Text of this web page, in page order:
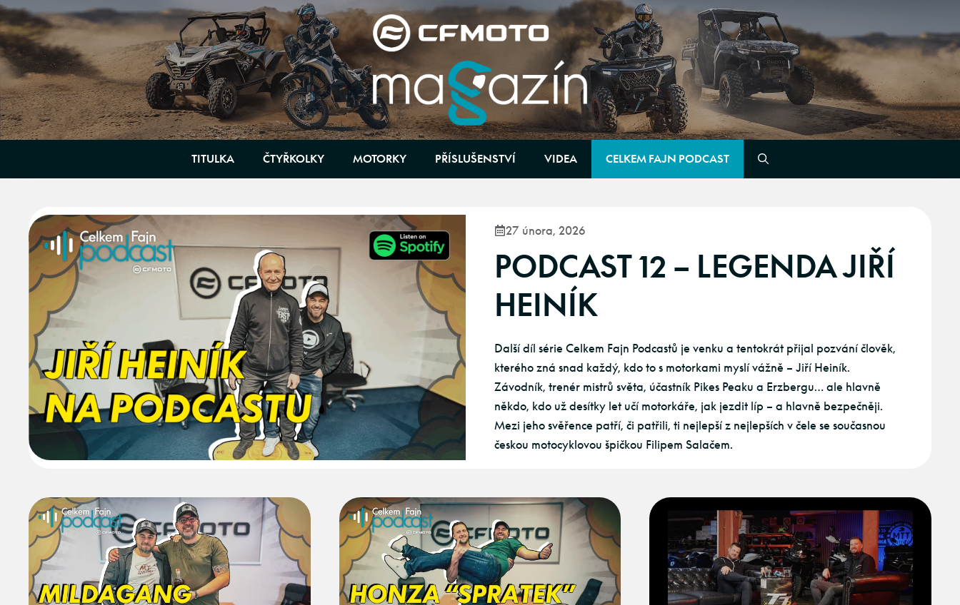
Skip
to
content
TITULKA ČTYŘKOLKY MOTORKY PŘÍSLUŠENSTVÍ VIDEA CELKEM FAJN PODCAST
27 února, 2026
PODCAST 12 – LEGENDA JIŘÍ
HEINÍK
Další díl série Celkem Fajn Podcastů je venku a tentokrát přijal pozvání člověk,
kterého zná snad každý, kdo to s motorkami myslí vážně – Jiří Heiník.
Závodník, trenér mistrů světa, účastník Pikes Peaku a Erzbergu… ale hlavně
někdo, kdo už desítky let učí motorkáře, jak jezdit líp – a hlavně bezpečněji.
Mezi jeho svěřence patří, či patřili, ti nejlepší z nejlepších v čele se současnou
českou motocyklovou špičkou Filipem Salačem.